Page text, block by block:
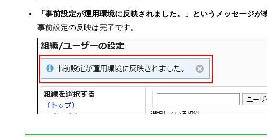
「事前設定が運用環境に反映されました。」というメッセージが
事前設定の反映は完了です。